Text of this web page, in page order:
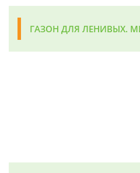
ГАЗОН ДЛЯ ЛЕНИВЫХ.